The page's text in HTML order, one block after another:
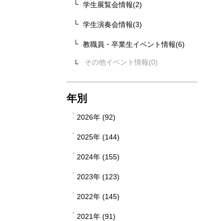
学生展覧会情報(2)
学生演奏会情報(3)
教職員・卒業生イベント情報(6)
その他イベント情報
年別
2026年 (92)
2025年 (144)
2024年 (155)
2023年 (123)
2022年 (145)
2021年 (91)